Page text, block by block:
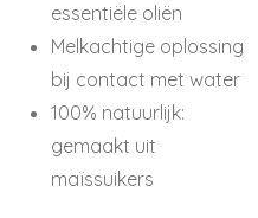
essentiële oliën
Melkachtige oplossing
bij contact met water
100% natuurlijk:
gemaakt uit
maïssuikers